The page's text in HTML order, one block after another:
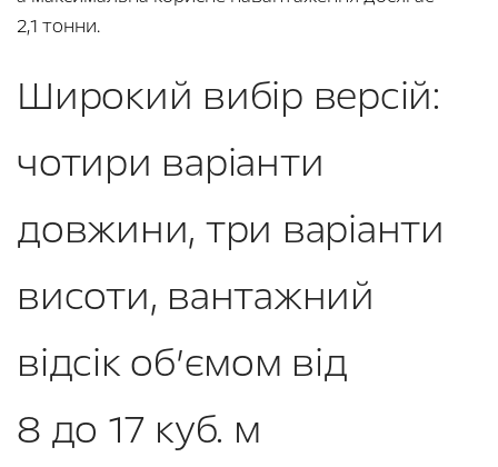
2,1 тонни.
Широкий вибір версій:
чотири варіанти
довжини, три варіанти
висоти, вантажний
відсік об’ємом від
8 до 17 куб. м